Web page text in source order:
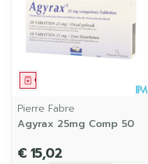
Geneesmiddel
Pierre Fabre
Agyrax 25mg Comp 50
€ 15,02